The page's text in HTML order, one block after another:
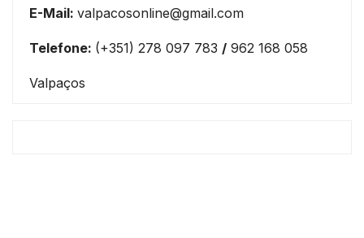
E-Mail: valpacosonline@gmail.com
Telefone: (+351) 278 097 783 / 962 168 058
Valpaços